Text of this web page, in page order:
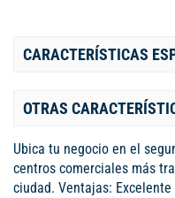
CARACTERÍSTICAS
OTRAS
Ubica tu negocio en el
centros comerciales más
ciudad. Ventajas: